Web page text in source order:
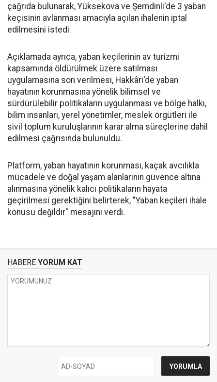
çağrıda bulunarak, Yüksekova ve Şemdinli'de 3 yaban
keçisinin avlanması amacıyla açılan ihalenin iptal
edilmesini istedi.
Açıklamada ayrıca, yaban keçilerinin av turizmi
kapsamında öldürülmek üzere satılması
uygulamasına son verilmesi, Hakkâri'de yaban
hayatının korunmasına yönelik bilimsel ve
sürdürülebilir politikaların uygulanması ve bölge halkı,
bilim insanları, yerel yönetimler, meslek örgütleri ile
sivil toplum kuruluşlarının karar alma süreçlerine dahil
edilmesi çağrısında bulunuldu.
Platform, yaban hayatının korunması, kaçak avcılıkla
mücadele ve doğal yaşam alanlarının güvence altına
alınmasına yönelik kalıcı politikaların hayata
geçirilmesi gerektiğini belirterek, "Yaban keçileri ihale
konusu değildir" mesajını verdi.
HABERE YORUM KAT